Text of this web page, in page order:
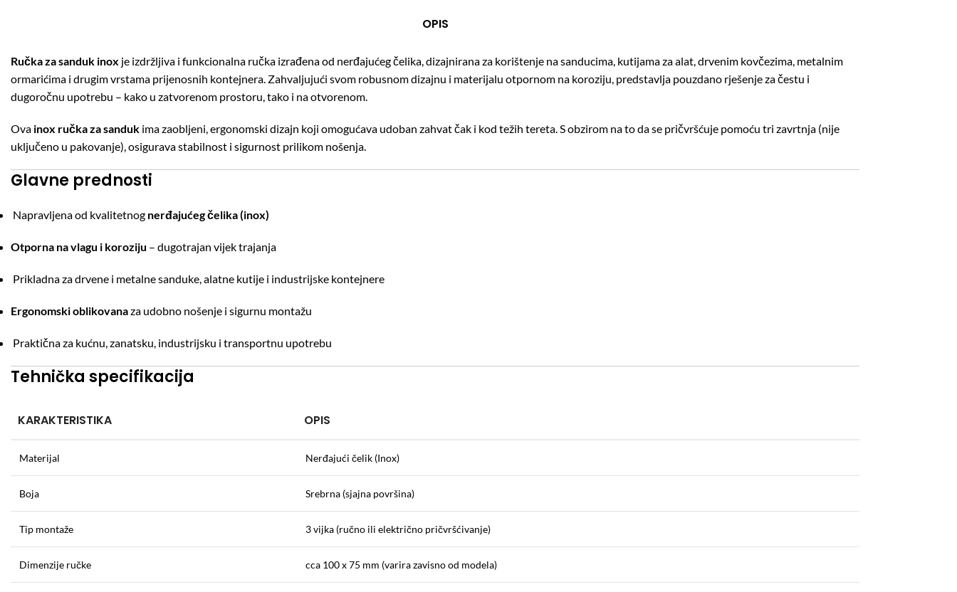
OPIS
Ručka za sanduk inox je izdržljiva i funkcionalna ručka izrađena od nerđajućeg čelika, dizajnirana za korištenje na sanducima, kutijama za alat, drvenim kovčezima, metalnim
ormarićima i drugim vrstama prijenosnih kontejnera. Zahvaljujući svom robusnom dizajnu i materijalu otpornom na koroziju, predstavlja pouzdano rješenje za čestu i
dugoročnu upotrebu – kako u zatvorenom prostoru, tako i na otvorenom.
Ova inox ručka za sanduk ima zaobljeni, ergonomski dizajn koji omogućava udoban zahvat čak i kod težih tereta. S obzirom na to da se pričvršćuje pomoću tri zavrtnja (nije
uključeno u pakovanje), osigurava stabilnost i sigurnost prilikom nošenja.
Glavne prednosti
Napravljena od kvalitetnog nerđajućeg čelika (inox)
Otporna na vlagu i koroziju – dugotrajan vijek trajanja
Prikladna za drvene i metalne sanduke, alatne kutije i industrijske kontejnere
Ergonomski oblikovanaza udobno nošenje i sigurnu montažu
Praktična za kućnu, zanatsku, industrijsku i transportnu upotrebu
Tehnička specifikacija
KARAKTERISTIKA OPIS
Materijal Nerđajući čelik (Inox)
Boja Srebrna (sjajna površina)
Tip montaže 3 vijka (ručno ili električno pričvršćivanje)
Dimenzije ručke cca 100 x 75 mm (varira zavisno od modela)